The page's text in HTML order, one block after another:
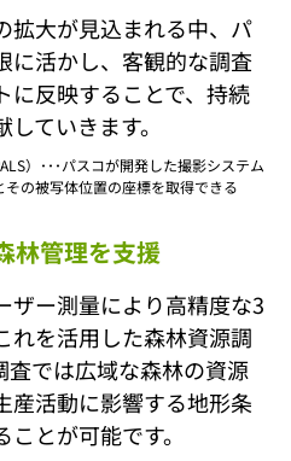
拡大が見込まれる中、パ
に活かし、客観的な調査
に反映することで、持続
ていきます。
）･･･パスコが開発した撮影システム
の被写体位置の座標を取得できる
林管理を支援
ザー測量により高精度な3
れを活用した森林資源調
査では広域な森林の資源
産活動に影響する地形条
とが可能です。